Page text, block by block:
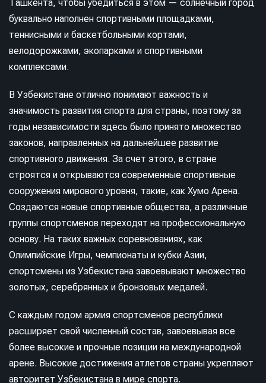
Ташкента, чтобы убедиться в этом — солнечный город
буквально наполнен спортивными площадками,
теннисными и баскетбольными кортами,
велодорожками, экопарками и спортивными
комплексами.
В Узбекистане отлично понимают важность и
значимость развития спорта для страны, поэтому за
годы независимости здесь было принято множество
законов, направленных на дальнейшее развитие
спортивного движения. За счет этого, в стране
строятся и открываются современные спортивные
сооружения мирового уровня, такие, как Хумо Арена.
Создаются новые спортивные общества, а различные
группы спортсменов переходят на профессиональную
основу. На таких важных соревнованиях, как
Олимпийские Игры, чемпионаты и кубки Азии,
спортсмены из Узбекистана завоевывают множество
золотых, серебрянных и бронзовых медалей.
С каждым годом армия спортсменов республики
расширяет свой численный состав, завоевывая все
более высокие и прочные позиции на международной
арене. Высокие достижения атлетов страны укрепляют
авторитет Узбекистана в мире спорта.